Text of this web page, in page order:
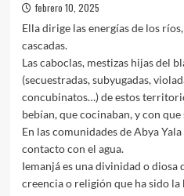
febrero 10, 2025
Ella dirige las energías de los
cascadas.
Las caboclas, mestizas hijas del
(secuestradas, subyugadas,
concubinatos…) de estos
bebían, que cocinaban, y con que
En las comunidades de Abya
contacto con el agua.
Iemanjá es una divinidad o diosa
creencia o religión que ha sido la